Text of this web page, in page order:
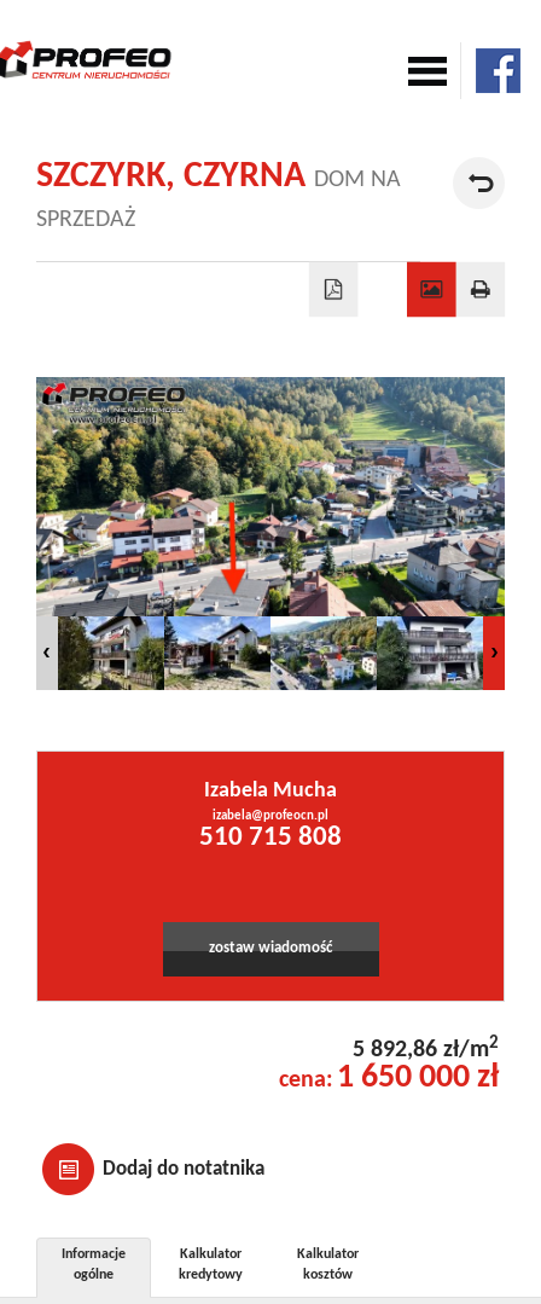
Komercja
Działki
Nowe
Inwestycje
PROMOCJE
WYŁĄCZNOŚĆ
SZCZYRK, CZYRNA DOM NA
SPRZEDAŻ
Izabela Mucha
izabela@profeocn.pl
510 715 808
zostaw wiadomość
5 892,86 zł/m2
cena: 1 650 000 zł
Dodaj do notatnika
Informacje
ogólne
Kalkulator
kredytowy
Kalkulator
kosztów